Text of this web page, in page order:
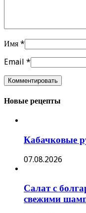
Имя *
Email *
Новые рецепты
Кабачковые
07.08.2026
Салат с
свежими